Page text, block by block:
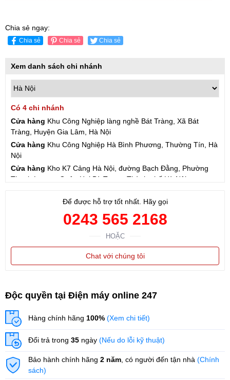
Chia sẻ ngay:
Chia sẻ Chia sẻ Chia sẻ
Xem danh sách chi nhánh
Có 4 chi nhánh
Cửa hàng Khu Công Nghiệp làng nghề Bát Tràng, Xã Bát
Tràng, Huyện Gia Lâm, Hà Nội
Cửa hàng Khu Công Nghiệp Hà Bình Phương, Thường Tín, Hà
Nội
Cửa hàng Kho K7 Cảng Hà Nội, đường Bạch Đằng, Phường
Thanh Lương, Quận Hai Bà Trưng, Thành phố Hà Nội
Để được hỗ trợ tốt nhất. Hãy gọi
0243 565 2168
HOẶC
Chat với chúng tôi
Độc quyền tại Điện máy online 247
Hàng chính hãng 100% (Xem chi tiết)
Đổi trả trong 35 ngày (Nếu do lỗi kỹ thuật)
Bảo hành chính hãng 2 năm , có người đến tận nhà (Chính
sách)